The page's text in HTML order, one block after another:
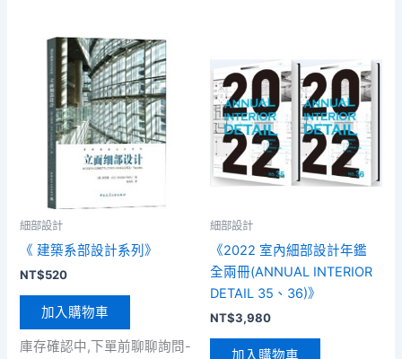
細部設計
《 建築系部設計系列》
NT$520
加入購物車
庫存確認中,下單前聊聊詢問-
細部設計
《2022 室內細部設計年鑑
全兩冊(ANNUAL INTERIOR
DETAIL 35、36)》
NT$3,980
加入購物車